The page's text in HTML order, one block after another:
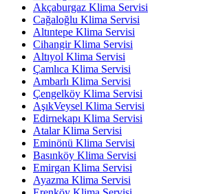
Akçaburgaz Klima Servisi
Cağaloğlu Klima Servisi
Altıntepe Klima Servisi
Cihangir Klima Servisi
Altıyol Klima Servisi
Çamlıca Klima Servisi
Ambarlı Klima Servisi
Çengelköy Klima Servisi
AşıkVeysel Klima Servisi
Edirnekapı Klima Servisi
Atalar Klima Servisi
Eminönü Klima Servisi
Basınköy Klima Servisi
Emirgan Klima Servisi
Ayazma Klima Servisi